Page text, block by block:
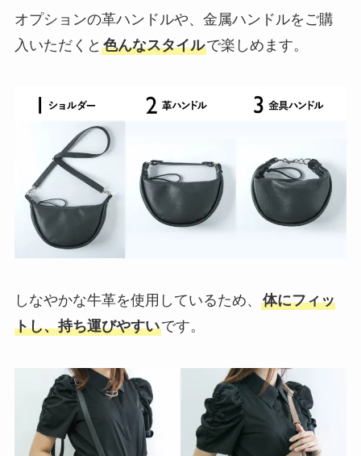
オプションの革ハンドルや、金属ハンドルをご購
入いただくと 色んなスタイルで楽しめます。
しなやかな牛革を使用しているため、 体にフィッ
トし、持ち運びやすいです。